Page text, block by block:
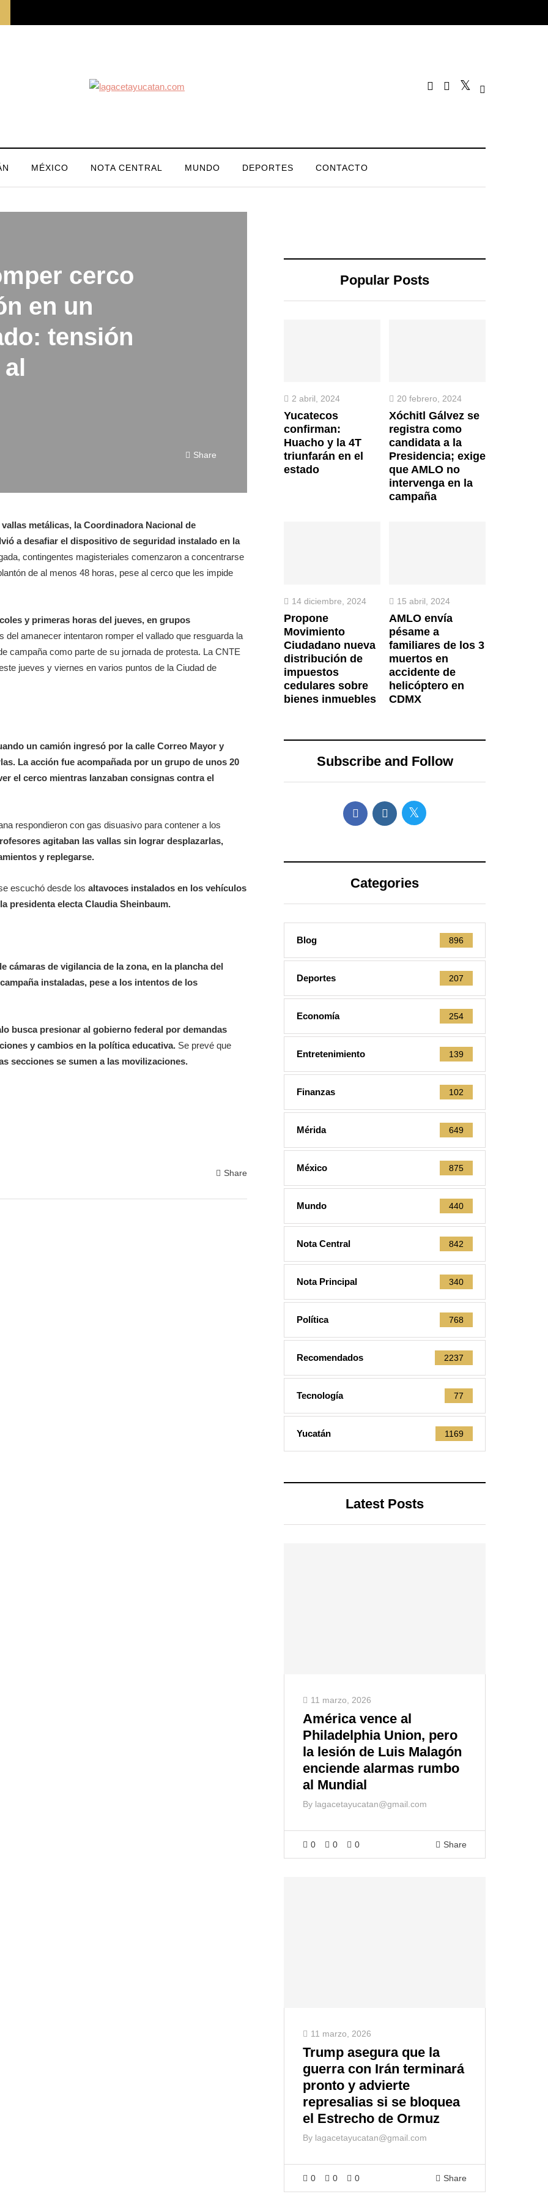
MÉXICO NOTA CENTRAL MUNDO DEPORTES CONTACTO
cerco
en un
tensión
Share
metálicas, la Coordinadora Nacional de
a desafiar el dispositivo de seguridad instalado en la
contingentes magisteriales comenzaron a concentrarse
de al menos 48 horas, pese al cerco que les impide
y primeras horas del jueves, en grupos
del amanecer intentaron romper el vallado que resguarda la
campaña como parte de su jornada de protesta. La CNTE
jueves y viernes en varios puntos de la Ciudad de
un camión ingresó por la calle Correo Mayor y
La acción fue acompañada por un grupo de unos 20
el cerco mientras lanzaban consignas contra el
respondieron con gas disuasivo para contener a los
agitaban las vallas sin lograr desplazarlas,
y replegarse.
escuchó desde los altavoces instalados en los vehículos
presidenta electa Claudia Sheinbaum.
cámaras de vigilancia de la zona, en la plancha del
instaladas, pese a los intentos de los
busca presionar al gobierno federal por demandas
y cambios en la política educativa. Se prevé que
secciones se sumen a las movilizaciones.
Share
Popular Posts
2 abril, 2024
Yucatecos
confirman:
Huacho y la 4T
triunfarán en el
estado
20 febrero, 2024
Xóchitl Gálvez se
registra como
candidata a la
Presidencia; exige
que AMLO no
intervenga en la
campaña
14 diciembre, 2024
Propone
Movimiento
Ciudadano nueva
distribución de
impuestos
cedulares sobre
bienes inmuebles
15 abril, 2024
AMLO envía
pésame a
familiares de los 3
muertos en
accidente de
helicóptero en
CDMX
Subscribe and Follow
Categories
Blog 896
Deportes 207
Economía 254
Entretenimiento 139
Finanzas 102
Mérida 649
México 875
Mundo 440
Nota Central 842
Nota Principal 340
Política 768
Recomendados 2237
Tecnología 77
Yucatán 1169
Latest Posts
11 marzo, 2026
América vence al
Philadelphia Union, pero
la lesión de Luis Malagón
enciende alarmas rumbo
al Mundial
By lagacetayucatan@gmail.com
0 0 0 Share
11 marzo, 2026
Trump asegura que la
guerra con Irán terminará
pronto y advierte
represalias si se bloquea
el Estrecho de Ormuz
By lagacetayucatan@gmail.com
0 0 0 Share